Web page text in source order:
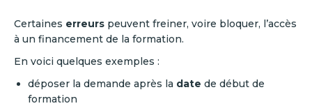
Certaines erreurs peuvent freiner, voire bloquer, l’accès
à un financement de la formation.
En voici quelques exemples :
déposer la demande après la date de début de
formation